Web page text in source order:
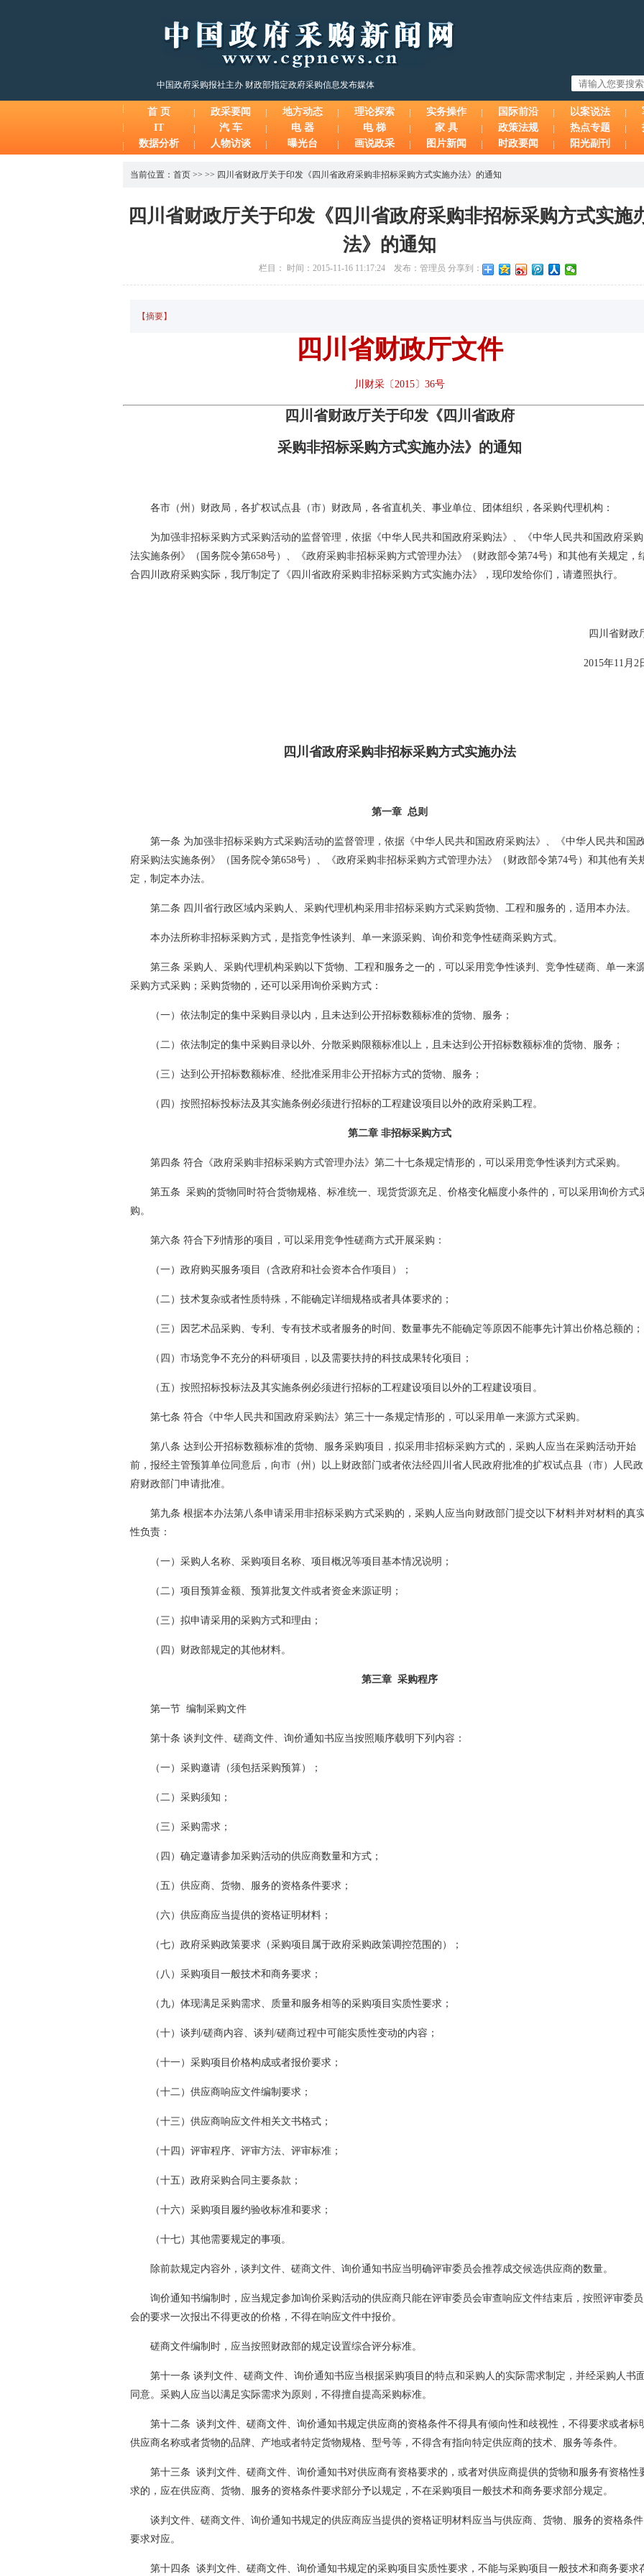
中国政府采购报社主办 财政部指定政府采购信息发布媒体
首 页 政采要闻 地方动态 理论探索 实务操作 国际前沿 以案说法
IT
汽 车 电 器 电 梯 家 具 政策法规 热点专题
数据分析
人物访谈 曝光台 画说政采 图片新闻 时政要闻 阳光副刊
当前位置： 首页 >> >> 四川省财政厅关于印发《四川省政府采购非招标采购方式实施办法》的通知
四川省财政厅关于印发《四川省政府采购非招标采购方式实施
法》的通知
栏目： 时间：2015-11-16 11:17:24 发布：管理员 分享到：
【摘要】
四川省财政厅文件
川财采〔2015〕36号
四川省财政厅关于印发《四川省政府
采购非招标采购方式实施办法》的通知
各市（州）财政局，各扩权试点县（市）财政局，各省直机关、事业单位、团体组织，各采购代理机构：
为加强非招标采购方式采购活动的监督管理，依据《中华人民共和国政府采购法》、《中华人民共和国政府采购
法实施条例》（国务院令第658号）、《政府采购非招标采购方式管理办法》（财政部令第74号）和其他有关规定，
合四川政府采购实际，我厅制定了《四川省政府采购非招标采购方式实施办法》，现印发给你们，请遵照执行。
四川省财政
2015年11月2
四川省政府采购非招标采购方式实施办法
第一章 总则
第一条 为加强非招标采购方式采购活动的监督管理，依据《中华人民共和国政府采购法》、《中华人民共和国
府采购法实施条例》（国务院令第658号）、《政府采购非招标采购方式管理办法》（财政部令第74号）和其他有关
定，制定本办法。
第二条 四川省行政区域内采购人、采购代理机构采用非招标采购方式采购货物、工程和服务的，适用本办法。
本办法所称非招标采购方式，是指竞争性谈判、单一来源采购、询价和竞争性磋商采购方式。
第三条 采购人、采购代理机构采购以下货物、工程和服务之一的，可以采用竞争性谈判、竞争性磋商、单一来
采购方式采购；采购货物的，还可以采用询价采购方式：
（一）依法制定的集中采购目录以内，且未达到公开招标数额标准的货物、服务；
（二）依法制定的集中采购目录以外、分散采购限额标准以上，且未达到公开招标数额标准的货物、服务；
（三）达到公开招标数额标准、经批准采用非公开招标方式的货物、服务；
（四）按照招标投标法及其实施条例必须进行招标的工程建设项目以外的政府采购工程。
第二章 非招标采购方式
第四条 符合《政府采购非招标采购方式管理办法》第二十七条规定情形的，可以采用竞争性谈判方式采购。
第五条 采购的货物同时符合货物规格、标准统一、现货货源充足、价格变化幅度小条件的，可以采用询价方式
购。
第六条 符合下列情形的项目，可以采用竞争性磋商方式开展采购：
（一）政府购买服务项目（含政府和社会资本合作项目）；
（二）技术复杂或者性质特殊，不能确定详细规格或者具体要求的；
（三）因艺术品采购、专利、专有技术或者服务的时间、数量事先不能确定等原因不能事先计算出价格总额的；
（四）市场竞争不充分的科研项目，以及需要扶持的科技成果转化项目；
（五）按照招标投标法及其实施条例必须进行招标的工程建设项目以外的工程建设项目。
第七条 符合《中华人民共和国政府采购法》第三十一条规定情形的，可以采用单一来源方式采购。
第八条 达到公开招标数额标准的货物、服务采购项目，拟采用非招标采购方式的，采购人应当在采购活动开始
前，报经主管预算单位同意后，向市（州）以上财政部门或者依法经四川省人民政府批准的扩权试点县（市）人民政
府财政部门申请批准。
第九条 根据本办法第八条申请采用非招标采购方式采购的，采购人应当向财政部门提交以下材料并对材料的真
性负责：
（一）采购人名称、采购项目名称、项目概况等项目基本情况说明；
（二）项目预算金额、预算批复文件或者资金来源证明；
（三）拟申请采用的采购方式和理由；
（四）财政部规定的其他材料。
第三章 采购程序
第一节 编制采购文件
第十条 谈判文件、磋商文件、询价通知书应当按照顺序载明下列内容：
（一）采购邀请（须包括采购预算）；
（二）采购须知；
（三）采购需求；
（四）确定邀请参加采购活动的供应商数量和方式；
（五）供应商、货物、服务的资格条件要求；
（六）供应商应当提供的资格证明材料；
（七）政府采购政策要求（采购项目属于政府采购政策调控范围的）；
（八）采购项目一般技术和商务要求；
（九）体现满足采购需求、质量和服务相等的采购项目实质性要求；
（十）谈判/磋商内容、谈判/磋商过程中可能实质性变动的内容；
（十一）采购项目价格构成或者报价要求；
（十二）供应商响应文件编制要求；
（十三）供应商响应文件相关文书格式；
（十四）评审程序、评审方法、评审标准；
（十五）政府采购合同主要条款；
（十六）采购项目履约验收标准和要求；
（十七）其他需要规定的事项。
除前款规定内容外，谈判文件、磋商文件、询价通知书应当明确评审委员会推荐成交候选供应商的数量。
询价通知书编制时，应当规定参加询价采购活动的供应商只能在评审委员会审查响应文件结束后，按照评审委员
会的要求一次报出不得更改的价格，不得在响应文件中报价。
磋商文件编制时，应当按照财政部的规定设置综合评分标准。
第十一条 谈判文件、磋商文件、询价通知书应当根据采购项目的特点和采购人的实际需求制定，并经采购人书
同意。采购人应当以满足实际需求为原则，不得擅自提高采购标准。
第十二条 谈判文件、磋商文件、询价通知书规定供应商的资格条件不得具有倾向性和歧视性，不得要求或者标
供应商名称或者货物的品牌、产地或者特定货物规格、型号等，不得含有指向特定供应商的技术、服务等条件。
第十三条 谈判文件、磋商文件、询价通知书对供应商有资格要求的，或者对供应商提供的货物和服务有资格性
求的，应在供应商、货物、服务的资格条件要求部分予以规定，不在采购项目一般技术和商务要求部分规定。
谈判文件、磋商文件、询价通知书规定的供应商应当提供的资格证明材料应当与供应商、货物、服务的资格条件
要求对应。
第十四条 谈判文件、磋商文件、询价通知书规定的采购项目实质性要求，不能与采购项目一般技术和商务要求